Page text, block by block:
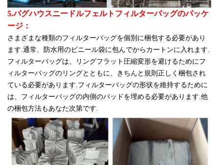
5.バグハウスニードルフェルトフィルターバッグのパッケ
ージ：
さまざまな種類のフィルターバッグを個別に梱包する必要があり
ます.通常、防水用のビニール袋に包んでからカートンに入れます.
フィルターバッグは、リングフラット圧縮変形を避けるためにフ
ィルターバッグのリングとともに、きちんと規則正しく梱包され
ている必要があります.フィルターバッグの形状を維持するために
は、フィルターバッグの内側のパッドを埋める必要があります.他
の梱包方法もあなた次第です.